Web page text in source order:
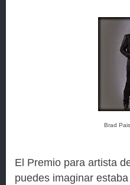
Brad
El Premio para artista
puedes imaginar